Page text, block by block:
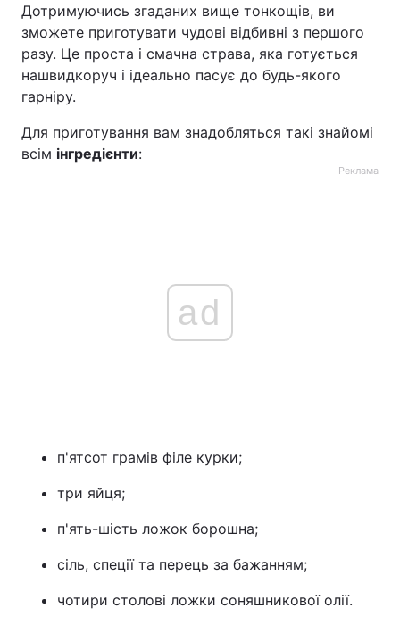
Дотримуючись згаданих вище тонкощів, ви
зможете приготувати чудові відбивні з першого
разу. Це проста і смачна страва, яка готується
нашвидкоруч і ідеально пасує до будь-якого
гарніру.
Для приготування вам знадобляться такі знайомі
всім інгредієнти:
Реклама
ad
п'ятсот грамів філе курки;
три яйця;
п'ять-шість ложок борошна;
сіль, спеції та перець за бажанням;
чотири столові ложки соняшникової олії.